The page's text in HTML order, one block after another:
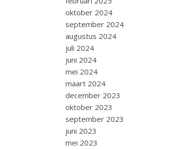
oktober 2024
september 2024
augustus 2024
juli 2024
juni 2024
mei 2024
maart 2024
december 2023
oktober 2023
september 2023
juni 2023
mei 2023